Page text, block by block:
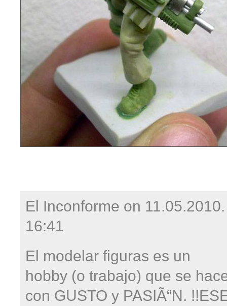
El Inconforme on 11.05.2010.
16:41
El modelar figuras es un
hobby (o trabajo) que se
con GUSTO y PASIÃ“N.